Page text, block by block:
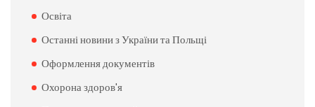
Освіта
Останні новини з України та Польщі
Оформлення документів
Охорона здоров'я